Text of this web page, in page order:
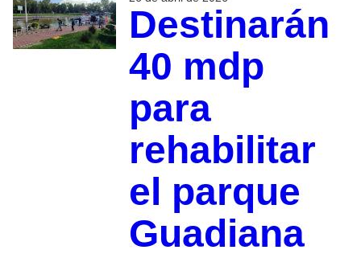
Destinarán
40 mdp
para
rehabilitar
el parque
Guadiana